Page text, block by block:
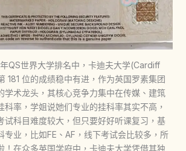
QS世界大学排名中，卡迪夫大学(Cardiff
181 位的成绩稳中有进，作为英国罗素集团
学术龙头，其核心竞争力集中在传媒、建筑
科率，学姐说她们专业的挂科率其实不高，
试科目难度较大，但只要好好听课复习，基
专业，比如FE、AF，线下考试会比较多，所
！在众多英国学府中，卡迪夫大学凭借其独